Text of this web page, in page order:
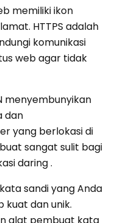
memiliki ikon
HTTPS adalah
komunikasi
web agar tidak
menyembunyikan
dan
yang berlokasi di
sangat sulit bagi
daring .
sandi yang Anda
kuat dan unik.
alat pembuat kata